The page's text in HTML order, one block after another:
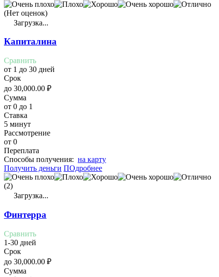
(Нет оценок)
Загрузка...
Капиталина
Сравнить
от 1 до 30 дней
Срок
до 30,000.00 ₽
Сумма
от 0 до 1
Ставка
5 минут
Рассмотрение
от 0
Переплата
Cпособы получения: на карту
Получить деньги ПОдробнее
(2)
Загрузка...
Финтерра
Сравнить
1-30 дней
Срок
до 30,000.00 ₽
Сумма